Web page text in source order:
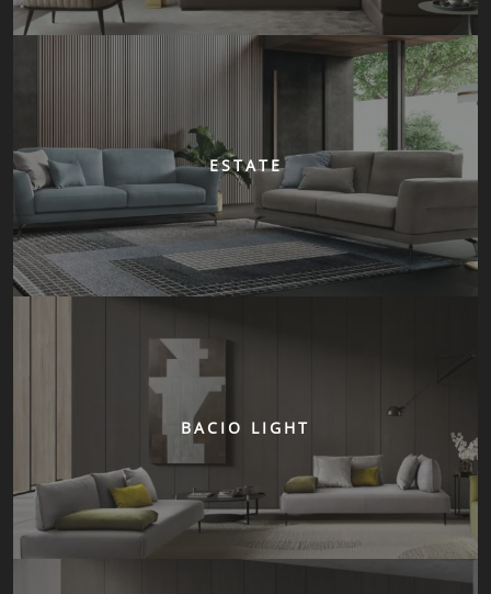
ESTATE
BACIO LIGHT